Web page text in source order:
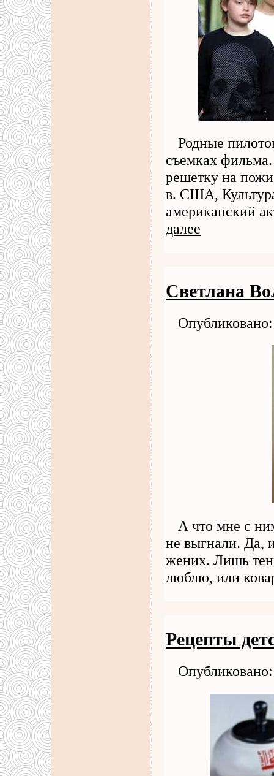
Родные
съемках
решетку на
в. США,
американский
далее
Светлана
А что мне с
не выгнали. Да,
жених. Лишь
люблю, или
Рецепты